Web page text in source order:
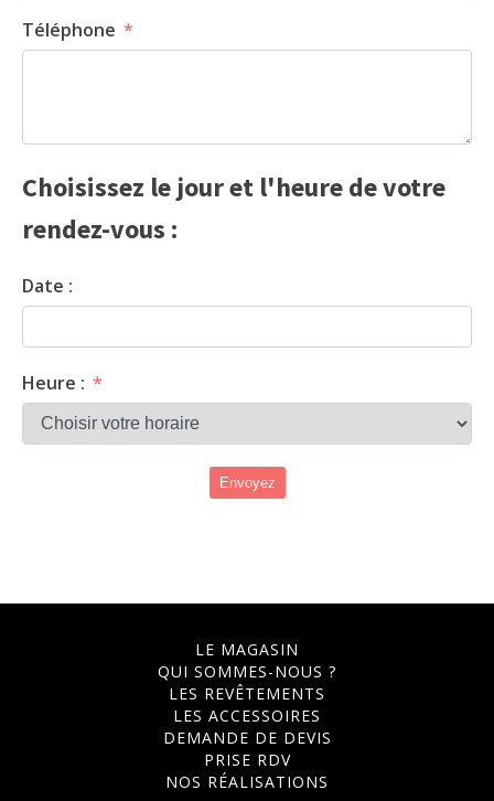
Téléphone
Choisissez le jour et l'heure de votre
rendez-vous :
Date :
Heure :
Envoyez
LE MAGASIN
QUI SOMMES-NOUS ?
LES REVÊTEMENTS
LES ACCESSOIRES
DEMANDE DE DEVIS
PRISE RDV
NOS RÉALISATIONS